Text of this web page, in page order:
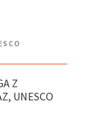
Z
UNESCO